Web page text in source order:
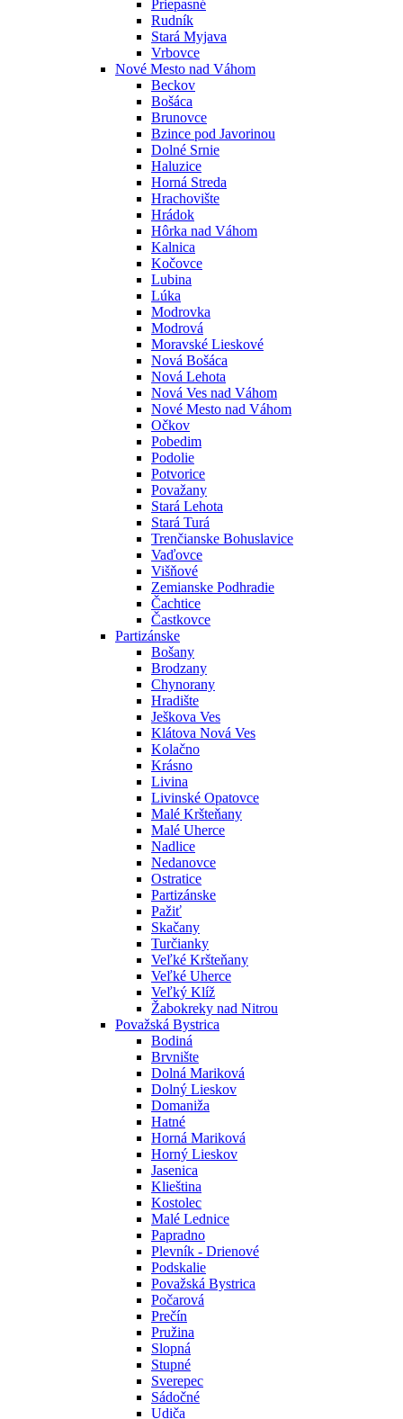
Priepasné
Rudník
Stará Myjava
Vrbovce
Nové Mesto nad Váhom
Beckov
Bošáca
Brunovce
Bzince pod Javorinou
Dolné Srnie
Haluzice
Horná Streda
Hrachovište
Hrádok
Hôrka nad Váhom
Kalnica
Kočovce
Lubina
Lúka
Modrovka
Modrová
Moravské Lieskové
Nová Bošáca
Nová Lehota
Nová Ves nad Váhom
Nové Mesto nad Váhom
Očkov
Pobedim
Podolie
Potvorice
Považany
Stará Lehota
Stará Turá
Trenčianske Bohuslavice
Vaďovce
Višňové
Zemianske Podhradie
Čachtice
Častkovce
Partizánske
Bošany
Brodzany
Chynorany
Hradište
Ješkova Ves
Klátova Nová Ves
Kolačno
Krásno
Livina
Livinské Opatovce
Malé Kršteňany
Malé Uherce
Nadlice
Nedanovce
Ostratice
Partizánske
Pažiť
Skačany
Turčianky
Veľké Kršteňany
Veľké Uherce
Veľký Klíž
Žabokreky nad Nitrou
Považská Bystrica
Bodiná
Brvnište
Dolná Mariková
Dolný Lieskov
Domaniža
Hatné
Horná Mariková
Horný Lieskov
Jasenica
Klieština
Kostolec
Malé Lednice
Papradno
Plevník - Drienové
Podskalie
Považská Bystrica
Počarová
Prečín
Pružina
Slopná
Stupné
Sverepec
Sádočné
Udiča